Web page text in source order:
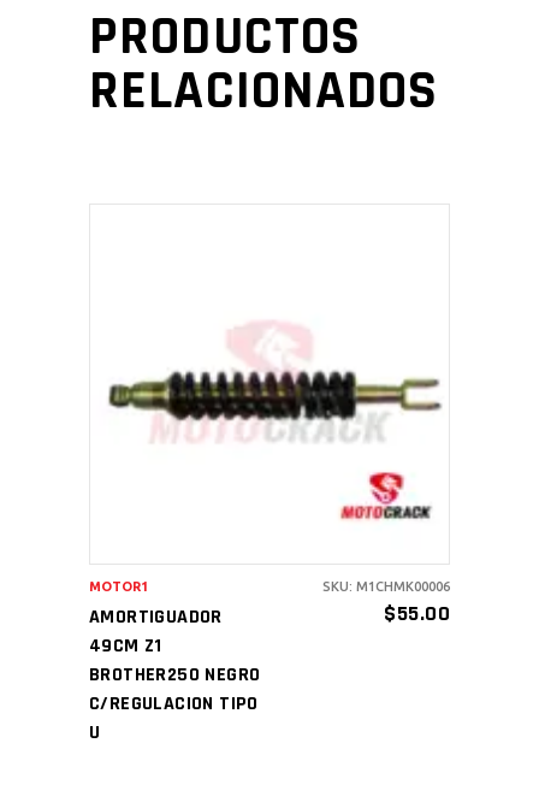
PRODUCTOS
RELACIONADOS
AÑADIR AL CARRITO
AMORTIGUADOR
49CM Z1
BROTHER250 NEGRO
C/REGULACION TIPO
U
$55.00
MOTOR1 SKU: M1CHMK00006